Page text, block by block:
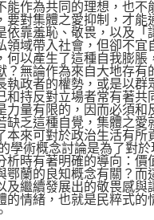
能作為共同的理想，也不
要對集體之愛抑制，才能
依靠羞恥、敬畏，以及「
域帶入社會，但卻不宜
何以產生了這種自我膨脹
？無論作為來自大地存有
執政者的權勢，或是以群
和持反對立場者常有著共
力量有限的，因而必須和
缺乏這種自覺，集體之愛
本來可對於政治生活有所
術概念討論是為了對於
析時有著明確的導向：價
鄂蘭的良知概念有關？而
及繼續發展出的敬畏感與
的情緒，也就是民粹式的